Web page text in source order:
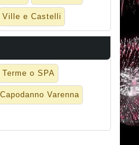
Ville e Castelli
Terme o SPA
Capodanno Varenna